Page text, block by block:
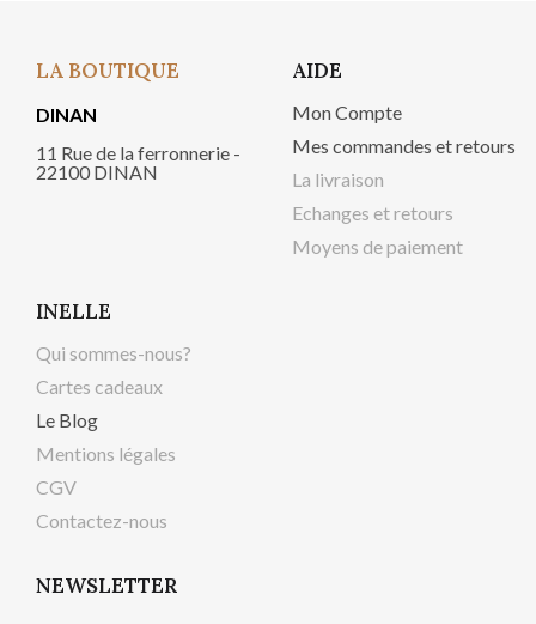
LA BOUTIQUE
DINAN
11 Rue de la ferronnerie -
22100 DINAN
AIDE
Mon Compte
Mes commandes et retours
La livraison
Echanges et retours
Moyens de paiement
INELLE
Qui sommes-nous?
Cartes cadeaux
Le Blog
Mentions légales
CGV
Contactez-nous
NEWSLETTER